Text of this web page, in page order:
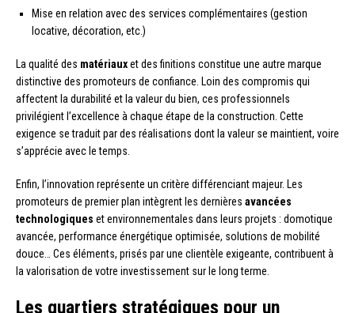
Mise en relation avec des services complémentaires (gestion
locative, décoration, etc.)
La qualité des matériauxet des finitions constitue une autre marque
distinctive des promoteurs de confiance. Loin des compromis qui
affectent la durabilité et la valeur du bien, ces professionnels
privilégient l’excellence à chaque étape de la construction. Cette
exigence se traduit par des réalisations dont la valeur se maintient, voire
s’apprécie avec le temps.
Enfin, l’innovation représente un critère différenciant majeur. Les
promoteurs de premier plan intègrent les dernières avancées
technologiques et environnementales dans leurs projets : domotique
avancée, performance énergétique optimisée, solutions de mobilité
douce… Ces éléments, prisés par une clientèle exigeante, contribuent à
la valorisation de votre investissement sur le long terme.
Les quartiers stratégiques pour un